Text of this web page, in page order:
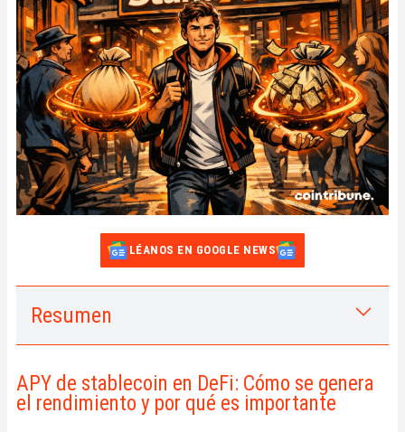
LÉANOS EN GOOGLE NEWS
Resumen
1. APY de stablecoin en DeFi: Cómo se genera
a. ¿Qué significa el APY de stablecoin en DeFi?
¿Cómo se genera el rendimiento de las
APY de stablecoin en DeFi: Cómo se genera
el rendimiento y por qué es importante